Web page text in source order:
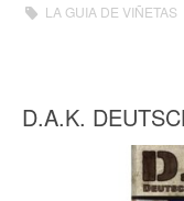
LA GUIA DE VIÑETAS
D.A.K.